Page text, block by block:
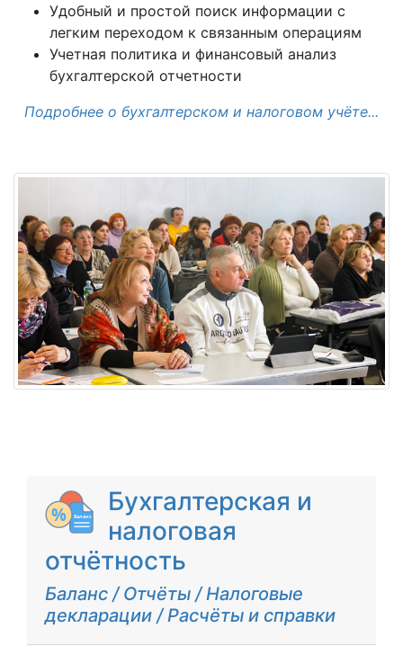
Удобный и простой поиск информации с
легким переходом к связанным операциям
Учетная политика и финансовый анализ
бухгалтерской отчетности
Подробнее о бухгалтерском и налоговом учёте...
Бухгалтерская и
налоговая
отчётность
Баланс / Отчёты / Налоговые
декларации / Расчёты и справки